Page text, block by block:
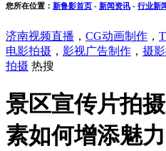
您所在位置： 新鲁影首页 - 新闻资讯 - 行业新
济南视频直播 ， CG动画制作 ，
电影拍摄 ， 影视广告制作 ， 摄
拍摄 热搜
景区宣传片拍
素如何增添魅力